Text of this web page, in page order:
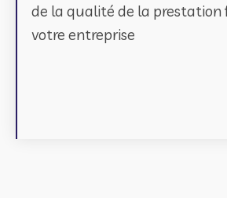
de la qualité de la prestation
votre entreprise